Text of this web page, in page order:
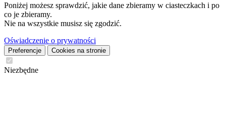
Poniżej możesz sprawdzić, jakie dane zbieramy w ciasteczkach i po
co je zbieramy.
Nie na wszystkie musisz się zgodzić.
Oświadczenie o prywatności
Preferencje Cookies na stronie
Niezbędne